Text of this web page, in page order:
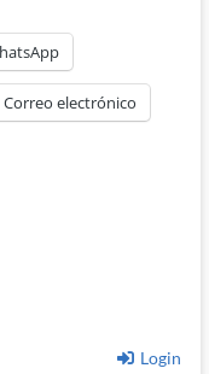
Correo electrónico
Login